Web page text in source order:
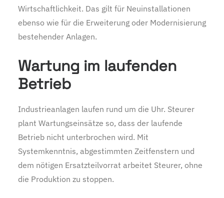
Wirtschaftlichkeit. Das gilt für Neuinstallationen
ebenso wie für die Erweiterung oder Modernisierung
bestehender Anlagen.
Wartung im laufenden
Betrieb
Industrieanlagen laufen rund um die Uhr. Steurer
plant Wartungseinsätze so, dass der laufende
Betrieb nicht unterbrochen wird. Mit
Systemkenntnis, abgestimmten Zeitfenstern und
dem nötigen Ersatzteilvorrat arbeitet Steurer, ohne
die Produktion zu stoppen.